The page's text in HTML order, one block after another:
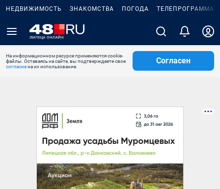
НЕДВИЖИМОСТЬ ЗНАКОМСТВА ПОГОДА ТЕЛЕПРОГРАММА
На информационном ресурсе применяются cookie-
файлы. Оставаясь на сайте, вы подтверждаете свое
согласиена их использование.
Согласен